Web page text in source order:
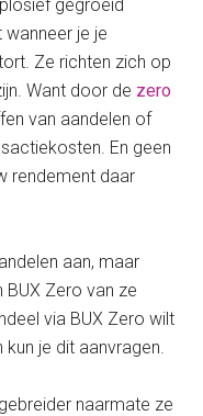
gegroeid
wanneer je je
Ze richten zich op
Want door de zero
van aandelen of
En geen
rendement daar
aan, maar
Zero van ze
via BUX Zero wilt
je dit aanvragen.
naarmate ze